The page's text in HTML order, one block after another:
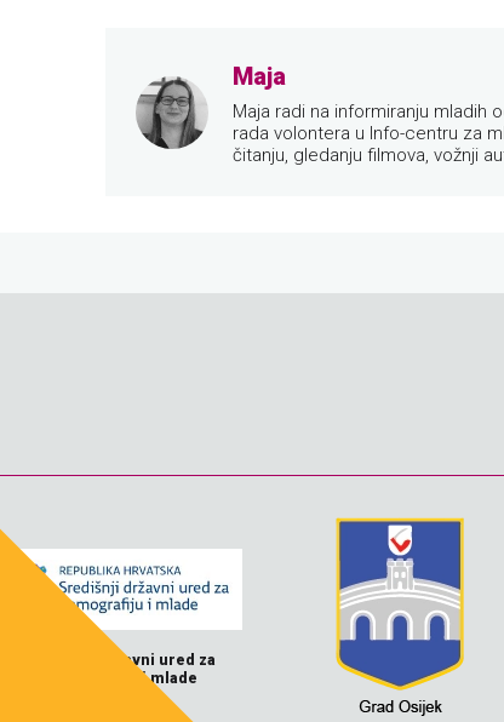
Maja
Maja radi na informiranju mladih
rada volontera u Info-centru za
čitanju, gledanju filmova, vožnji
Središnji državni ured za
demografiju i mlade